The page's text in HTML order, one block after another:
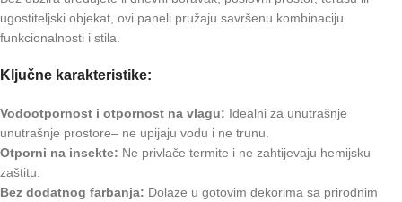
ugostiteljski objekat, ovi paneli pružaju savršenu kombinaciju
funkcionalnosti i stila.
Ključne karakteristike:
Vodootpornost i otpornost na vlagu: Idealni za unutrašnje
unutrašnje prostore– ne upijaju vodu i ne trunu.
Otporni na insekte: Ne privlače termite i ne zahtijevaju hemijsku
zaštitu.
Bez dodatnog farbanja: Dolaze u gotovim dekorima sa prirodnim